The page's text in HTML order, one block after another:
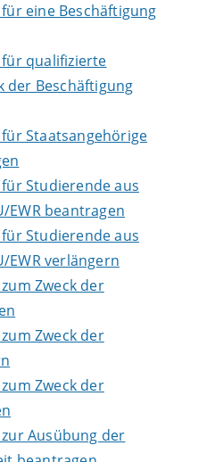
eine Beschäftigung
qualifizierte
der Beschäftigung
Staatsangehörige
Studierende aus
EWR beantragen
Studierende aus
EWR verlängern
Zweck der
Zweck der
Zweck der
Ausübung der